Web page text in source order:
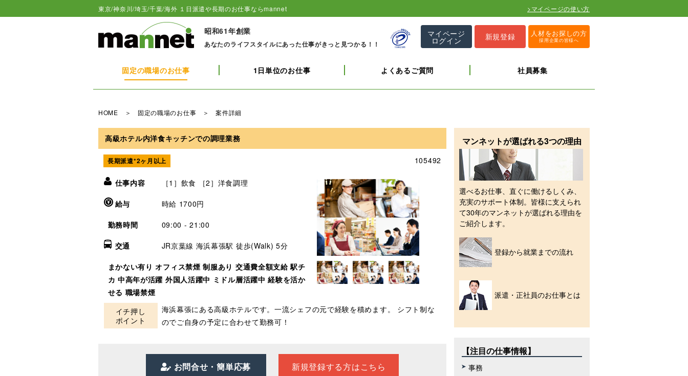
東京/神奈川/埼玉/千葉/海外 １日派遣や長期のお仕事ならmannet >マイページの使い方
昭和61年創業
あなたのライフスタイルにあった仕事がきっと見つかる！！
マイページ
ログイン 新規登録 人材をお探しの方
採用企業の皆様へ
固定の職場のお仕事 1日単位のお仕事 よくあるご質問 社員募集
HOME ＞ 固定の職場のお仕事 ＞ 案件詳細
高級ホテル内洋食キッチンでの調理業務
長期派遣*2ヶ月以上 105492
仕事内容 ［1］飲食 ［2］洋食調理
給与 時給 1700円
勤務時間 09:00 - 21:00
交通 JR京葉線 海浜幕張駅 徒歩(Walk) 5分
まかない有り オフィス禁煙 制服あり 交通費全額支給 駅チ
カ 中高年が活躍 外国人活躍中 ミドル層活躍中 経験を活か
せる 職場禁煙
イチ押し
ポイント
海浜幕張にある高級ホテルです。一流シェフの元で経験を積めます。 シフト制な
のでご自身の予定に合わせて勤務可！
お問合せ・簡単応募 新規登録する方はこちら
マンネットが選ばれる3つの理由
選べるお仕事、直ぐに働けるしくみ、
充実のサポート体制。皆様に支えられ
て30年のマンネットが選ばれる理由を
ご紹介します。
登録から就業までの流れ
派遣・正社員のお仕事とは
【注目の仕事情報】
事務